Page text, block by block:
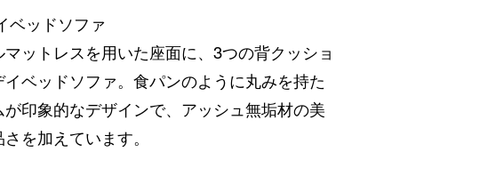
ベッドソファ
ットレスを用いた座面に、3つの背クッショ
イベッドソファ。食パンのように丸みを持た
印象的なデザインで、アッシュ無垢材の美
を加えています。